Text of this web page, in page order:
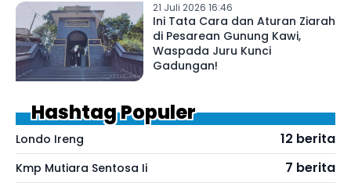
21 Juli 2026 16:46
Ini Tata Cara dan Aturan Ziarah
di Pesarean Gunung Kawi,
Waspada Juru Kunci
Gadungan!
Hashtag Populer
Londo Ireng 12 berita
Kmp Mutiara Sentosa Ii 7 berita